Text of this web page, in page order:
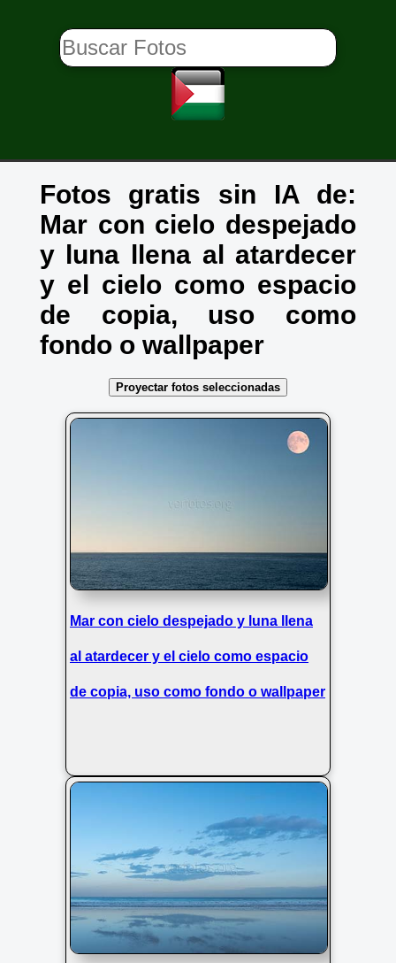
Fotos gratis sin IA de:
Mar con cielo despejado
y luna llena al atardecer
y el cielo como espacio
de copia, uso como
fondo o wallpaper
Proyectar fotos seleccionadas
Mar con cielo despejado y luna llena
al atardecer y el cielo como espacio
de copia, uso como fondo o wallpaper